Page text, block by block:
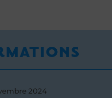
2024